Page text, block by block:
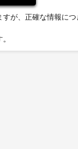
が、正確な情報に